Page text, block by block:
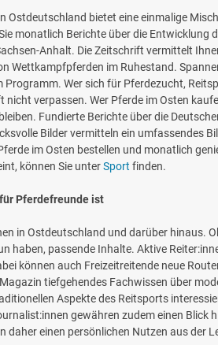
Ostdeutschland bietet eine einmalige
monatlich Berichte über die Entwicklung
Anhalt. Die Zeitschrift vermittelt
Wettkampfpferden im Ruhestand.
Wer sich für Pferdezucht,
nicht verpassen. Wer Pferde im Osten
Fundierte Berichte über die
Bilder vermitteln ein umfassendes
im Osten bestellen und monatlich
können Sie unterSport finden.
Pferdefreunde ist
in Ostdeutschland und darüber hinaus.
haben, passende Inhalte. Aktive
können auch Freizeitreitende neue
tiefgehendes Fachwissen über
Aspekte des Reitsports
gewähren zudem einen
daher einen persönlichen Nutzen aus der